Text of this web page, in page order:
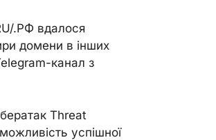
.РФ вдалося
домени в інших
канал з
Threat
успішної